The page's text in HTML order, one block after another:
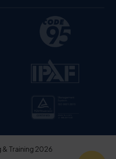
& Training 2026